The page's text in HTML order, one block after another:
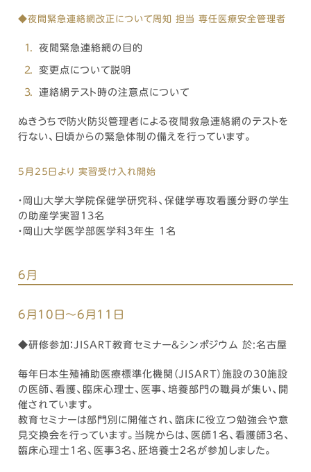
◆夜間緊急連絡網改正について周知 担当 専任医療安全管理者
夜間緊急連絡網の目的
変更点について説明
連絡網テスト時の注意点について
ぬきうちで防火防災管理者による夜間救急連絡網のテストを
行ない、日頃からの緊急体制の備えを行っています。
5月2５日より 実習受け入れ開始
・岡山大学大学院保健学研究科、保健学専攻看護分野の学生
の助産学実習13名
・岡山大学医学部医学科3年生 1名
6月
6月10日～6月11日
◆研修参加：JISART教育セミナー&シンポジウム 於:名古屋
毎年日本生殖補助医療標準化機関（JISART）施設の30施設
の医師、看護、臨床心理士、医事、培養部門の職員が集い、開
催されています。
教育セミナーは部門別に開催され、臨床に役立つ勉強会や意
見交換会を行っています。当院からは、医師1名、看護師３名、
臨床心理士1名、医事3名、胚培養士2名が参加しました。